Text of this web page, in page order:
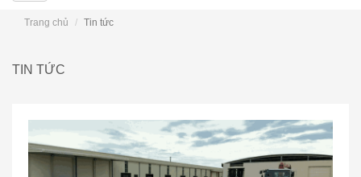
Trang chủ Tin tức
TIN TỨC